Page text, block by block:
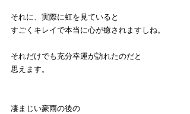
それに、実際に虹を見ていると
すごくキレイで本当に心が癒されますしね。
それだけでも充分幸運が訪れたのだと
思えます。
凄まじい豪雨の後の